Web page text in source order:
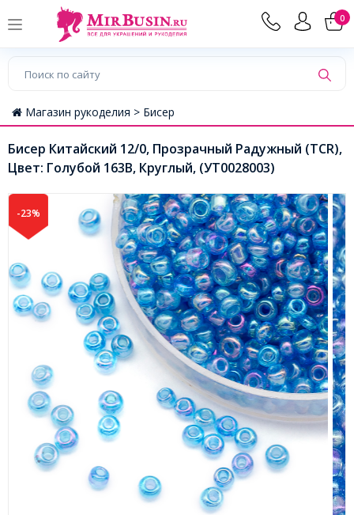
0
Магазин рукоделия > Бисер
Бисер Китайский 12/0, Прозрачный Радужный (TCR),
Цвет: Голубой 163В, Круглый, (УТ0028003)
-23%